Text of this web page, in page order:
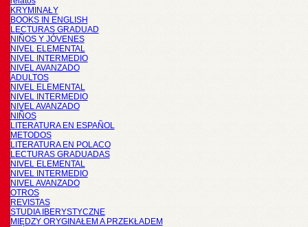
KRYMINAŁY
BOOKS IN ENGLISH
LECTURAS GRADUAD
NIÑOS Y JÓVENES
NIVEL ELEMENTAL
NIVEL INTERMEDIO
NIVEL AVANZADO
ADULTOS
NIVEL ELEMENTAL
NIVEL INTERMEDIO
NIVEL AVANZADO
NIÑOS
LITERATURA EN ESPAÑOL
METODOS
LITERATURA EN POLACO
LECTURAS GRADUADAS
NIVEL ELEMENTAL
NIVEL INTERMEDIO
NIVEL AVANZADO
OTROS
REVISTAS
STUDIA IBERYSTYCZNE
MIĘDZY ORYGINAŁEM A PRZEKŁADEM